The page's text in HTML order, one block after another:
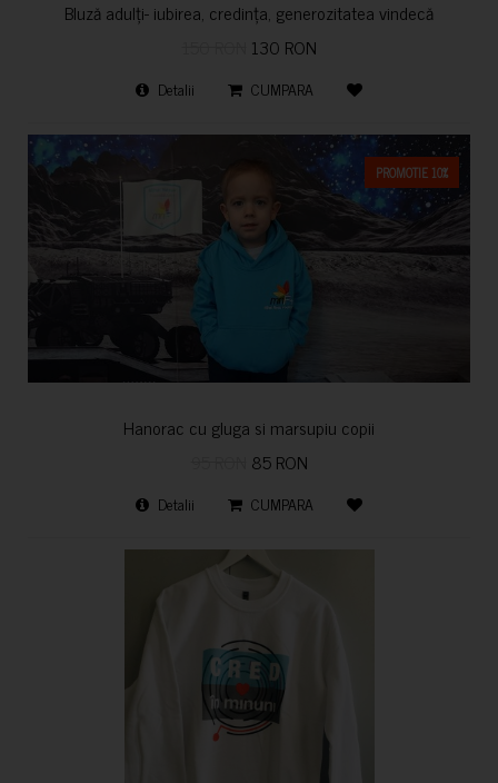
Bluză adulți- iubirea, credința, generozitatea vindecă
130 RON
Detalii CUMPARA
PROMOTIE 10%
Hanorac cu gluga si marsupiu copii
85 RON
Detalii CUMPARA